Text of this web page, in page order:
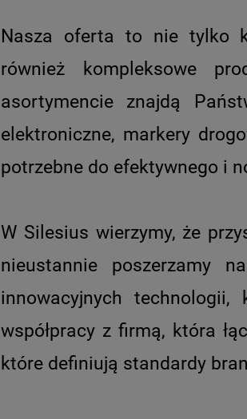
Nasza oferta to nie tylko
również kompleksowe
asortymencie znajdą
elektroniczne, markery
potrzebne do efektywnego i
W Silesius wierzymy, że
nieustannie poszerzamy
innowacyjnych
współpracy z firmą, która
które definiują standardy